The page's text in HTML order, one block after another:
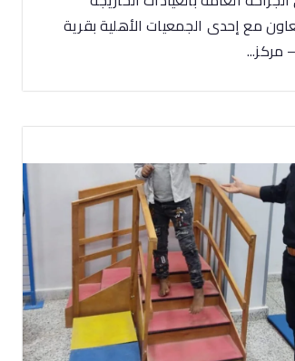
مع إحدى الجمعيات الأهلية بقرية
مركز...